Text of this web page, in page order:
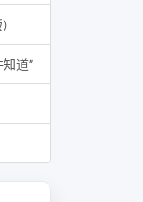
道”